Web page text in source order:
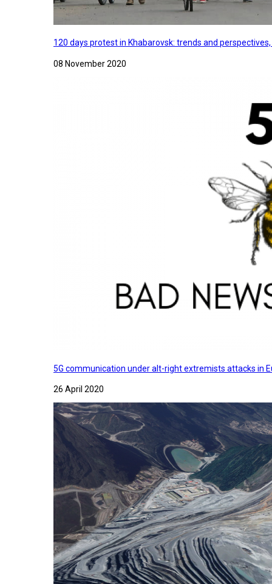
120 days protest in Khabarovsk: trends and
08 November 2020
5G communication under alt-right extremists attacks in
26 April 2020